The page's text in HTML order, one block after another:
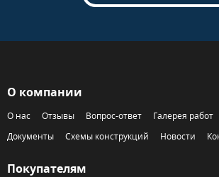
О компании
О нас Отзывы Вопрос-ответ Галерея работ
Документы
Схемы конструкций Новости
Покупателям